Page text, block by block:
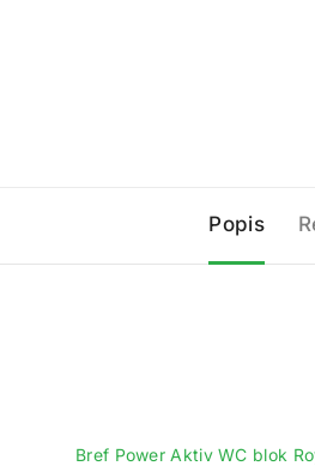
Popis
Bref Power Aktiv WC blok